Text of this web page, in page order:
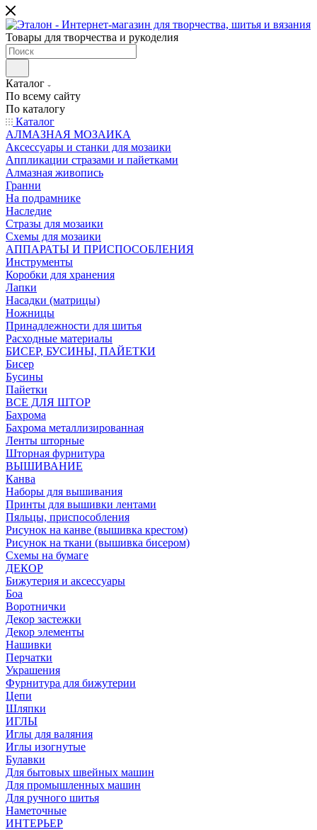
Товары для творчества и рукоделия
Каталог
По всему сайту
По каталогу
Каталог
АЛМАЗНАЯ МОЗАИКА
Аксессуары и станки для мозаики
Аппликации стразами и пайетками
Алмазная живопись
Гранни
На подрамнике
Наследие
Стразы для мозаики
Схемы для мозаики
АППАРАТЫ И ПРИСПОСОБЛЕНИЯ
Инструменты
Коробки для хранения
Лапки
Насадки (матрицы)
Ножницы
Принадлежности для шитья
Расходные материалы
БИСЕР, БУСИНЫ, ПАЙЕТКИ
Бисер
Бусины
Пайетки
ВСЕ ДЛЯ ШТОР
Бахрома
Бахрома металлизированная
Ленты шторные
Шторная фурнитура
ВЫШИВАНИЕ
Канва
Наборы для вышивания
Принты для вышивки лентами
Пяльцы, приспособления
Рисунок на канве (вышивка крестом)
Рисунок на ткани (вышивка бисером)
Схемы на бумаге
ДЕКОР
Бижутерия и аксессуары
Боа
Воротнички
Декор застежки
Декор элементы
Нашивки
Перчатки
Украшения
Фурнитура для бижутерии
Цепи
Шляпки
ИГЛЫ
Иглы для валяния
Иглы изогнутые
Булавки
Для бытовых швейных машин
Для промышленных машин
Для ручного шитья
Наметочные
ИНТЕРЬЕР